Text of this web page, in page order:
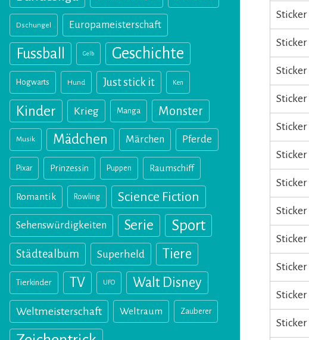
Dschungel Europameisterschaft
Fussball Gelb Geschichte
Hogwarts Hund Just stick it Ken
Kinder Krieg Manga Monster
Musik Mädchen Märchen Pferde
Pixar Prinzessin Puppen Raumschiff
Romantik Rowling Science Fiction
Sehenswürdigkeiten Serie Sport
Städtealbum Superheld Tiere
Tierkinder TV UFO Walt Disney
Weltmeisterschaft Weltraum Zauberer
Sticker
Sticker
Sticker
Sticker
Sticker
Sticker
Sticker
Sticker
Sticker
Sticker
Sticker
Sticker